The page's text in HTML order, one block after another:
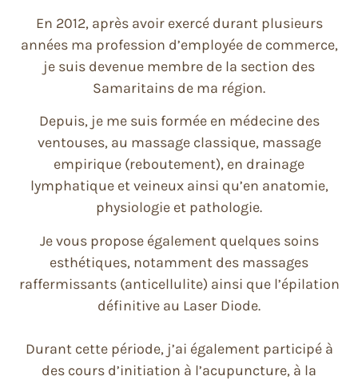
En 2012, après avoir exercé durant plusieurs
années ma profession d’employée de commerce,
je suis devenue membre de la section des
Samaritains de ma région.
Depuis, je me suis formée en médecine des
ventouses, au massage classique, massage
empirique (reboutement), en drainage
lymphatique et veineux ainsi qu’en anatomie,
physiologie et pathologie.
Je vous propose également quelques soins
esthétiques, notamment des massages
raffermissants (anticellulite) ainsi que l’épilation
définitive au Laser Diode.
Durant cette période, j’ai également participé à
des cours d’initiation à l’acupuncture, à la